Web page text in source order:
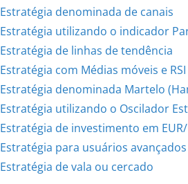
Estratégia denominada de canais
Estratégia utilizando o indicador
Estratégia de linhas de tendência
Estratégia com Médias móveis e RSI
Estratégia denominada Martelo
Estratégia utilizando o Oscilador
Estratégia de investimento em
Estratégia para usuários avançados
Estratégia de vala ou cercado